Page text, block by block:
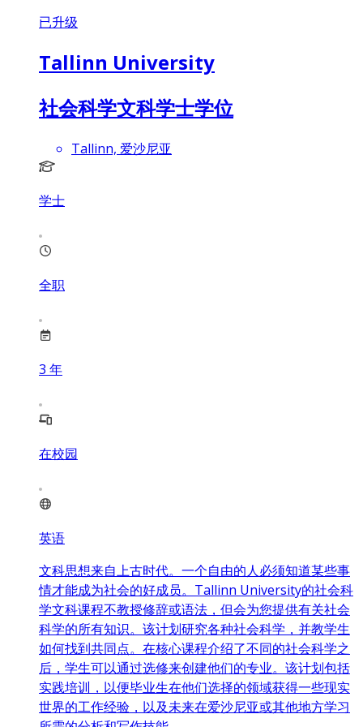
已升级
Tallinn University
社会科学文科学士学位
Tallinn, 爱沙尼亚
学士
全职
3 年
在校园
英语
文科思想来自上古时代。一个自由的人必须知道某些事
情才能成为社会的好成员。Tallinn University的社会科
学文科课程不教授修辞或语法，但会为您提供有关社会
科学的所有知识。该计划研究各种社会科学，并教学生
如何找到共同点。在核心课程介绍了不同的社会科学之
后，学生可以通过选修来创建他们的专业。该计划包括
实践培训，以便毕业生在他们选择的领域获得一些现实
世界的工作经验，以及未来在爱沙尼亚或其他地方学习